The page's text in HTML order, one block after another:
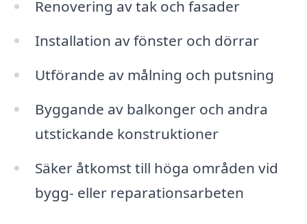
Renovering av tak och fasader
Installation av fönster och dörrar
Utförande av målning och putsning
Byggande av balkonger och andra
utstickande konstruktioner
Säker åtkomst till höga områden vid
bygg- eller reparationsarbeten